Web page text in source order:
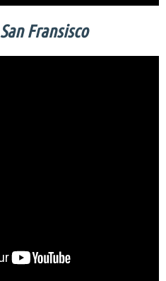
San Fransisco